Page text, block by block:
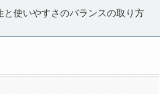
使いやすさのバランスの取り方